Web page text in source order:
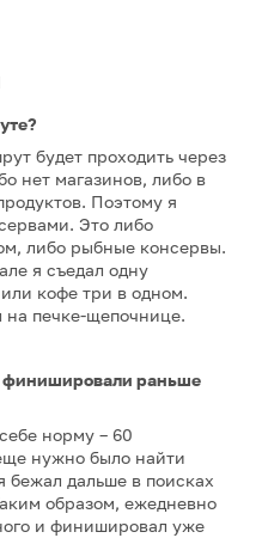
будет проходить через
нет магазинов, либо в
Поэтому я
Это либо
либо рыбные консервы.
я съедал одну
кофе три в одном.
на печке-щепочнице.
финишировали раньше
норму – 60
нужно было найти
бежал дальше в поисках
образом, ежедневно
и финишировал уже